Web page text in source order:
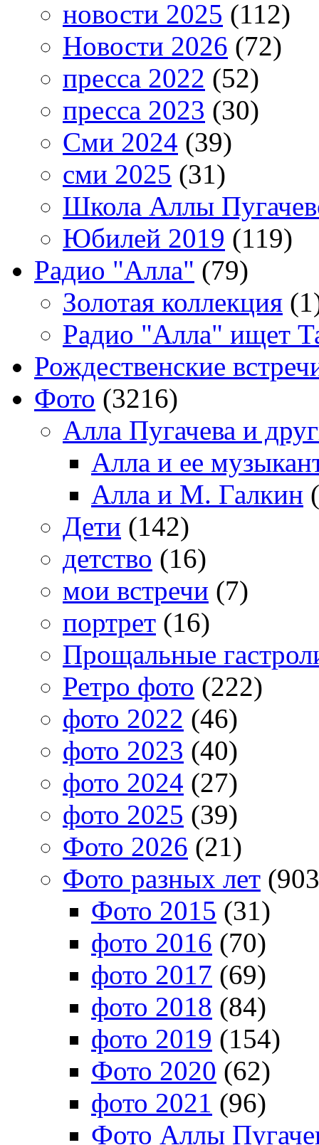
новости 2025 (112)
Новости 2026 (72)
пресса 2022 (52)
пресса 2023 (30)
Сми 2024 (39)
сми 2025 (31)
Школа Аллы
Юбилей 2019 (119)
Радио "Алла" (79)
Золотая коллекция
Радио "Алла" ищет
Рождественские
Фото (3216)
Алла Пугачева и
Алла и ее
Алла и М. Галкин
Дети (142)
детство (16)
мои встречи (7)
портрет (16)
Прощальные
Ретро фото (222)
фото 2022 (46)
фото 2023 (40)
фото 2024 (27)
фото 2025 (39)
Фото 2026 (21)
Фото разных лет
Фото 2015 (31)
фото 2016 (70)
фото 2017 (69)
фото 2018 (84)
фото 2019 (154)
Фото 2020 (62)
фото 2021 (96)
Фото Аллы